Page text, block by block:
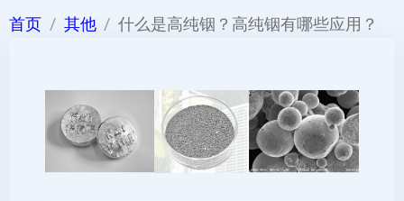
首页 其他 什么是高纯铟？高纯铟有哪些应用？